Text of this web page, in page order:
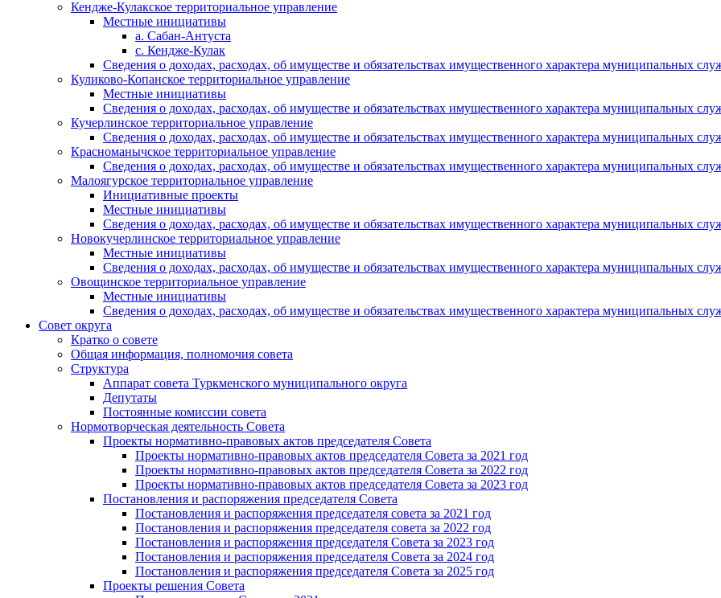
Кендже-Кулакское территориальное управление
Местные инициативы
а. Сабан-Антуста
с. Кендже-Кулак
Сведения о доходах, расходах, об имуществе и обязательствах имущественного характера муниципальных
Куликово-Копанское территориальное управление
Местные инициативы
Сведения о доходах, расходах, об имуществе и обязательствах имущественного характера муниципальных
Кучерлинское территориальное управление
Сведения о доходах, расходах, об имуществе и обязательствах имущественного характера муниципальных
Красноманычское территориальное управление
Сведения о доходах, расходах, об имуществе и обязательствах имущественного характера муниципальных
Малоягурское территориальное управление
Инициативные проекты
Местные инициативы
Сведения о доходах, расходах, об имуществе и обязательствах имущественного характера муниципальных
Новокучерлинское территориальное управление
Местные инициативы
Сведения о доходах, расходах, об имуществе и обязательствах имущественного характера муниципальных
Овощинское территориальное управление
Местные инициативы
Сведения о доходах, расходах, об имуществе и обязательствах имущественного характера муниципальных
Совет округа
Кратко о совете
Общая информация, полномочия совета
Структура
Аппарат совета Туркменского муниципального округа
Депутаты
Постоянные комиссии совета
Нормотворческая деятельность Совета
Проекты нормативно-правовых актов председателя Cовета
Проекты нормативно-правовых актов председателя Cовета за 2021 год
Проекты нормативно-правовых актов председателя Cовета за 2022 год
Проекты нормативно-правовых актов председателя Cовета за 2023 год
Постановления и распоряжения председателя Cовета
Постановления и распоряжения председателя совета за 2021 год
Постановления и распоряжения председателя совета за 2022 год
Постановления и распоряжения председателя Cовета за 2023 год
Постановления и распоряжения председателя Cовета за 2024 год
Постановления и распоряжения председателя Cовета за 2025 год
Проекты решения Cовета